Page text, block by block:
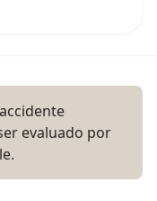
evaluado por